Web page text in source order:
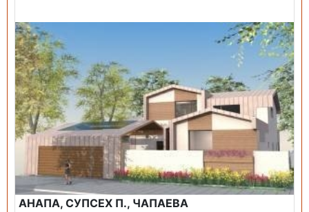
АНАПА, СУПСЕХ П., ЧАПАЕВА